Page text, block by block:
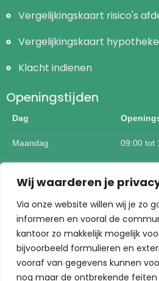
Wij waarderen je
Via onze website willen wij je zo
informeren en vooral de
kantoor zo makkelijk mogelijk
bijvoorbeeld formulieren en
vooraf van gegevens kunnen
nog maar de ontbrekende
Vergelijkingskaart risico's
Vergelijkingskaart
Klacht indienen
Openingstijden
Dag
Maandag 09:00 tot
Donderdag 09:00 tot
Vrijdag 09:00 tot
Buiten kantoortijden mogelijk op